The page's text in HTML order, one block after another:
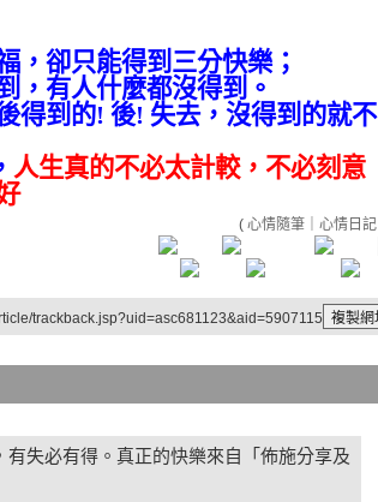
，卻只能得到三分快樂；
，有人什麼都沒得到。
得到的! 後! 失去，沒得到的就不
人生真的不必太計較，不必刻意
( 心情隨筆 心情日記
trackback.jsp?uid=asc681123&aid=5907115
失必有得。真正的快樂來自「佈施分享及